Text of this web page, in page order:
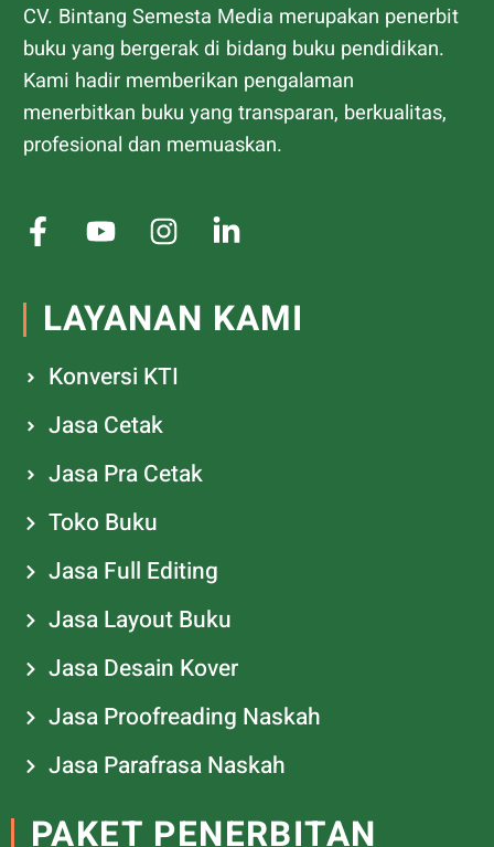
CV. Bintang Semesta Media merupakan penerbit
buku yang bergerak di bidang buku pendidikan.
Kami hadir memberikan pengalaman
menerbitkan buku yang transparan, berkualitas,
profesional dan memuaskan.
LAYANAN KAMI
Konversi KTI
Jasa Cetak
Jasa Pra Cetak
Toko Buku
Jasa Full Editing
Jasa Layout Buku
Jasa Desain Kover
Jasa Proofreading Naskah
Jasa Parafrasa Naskah
PAKET PENERBITAN